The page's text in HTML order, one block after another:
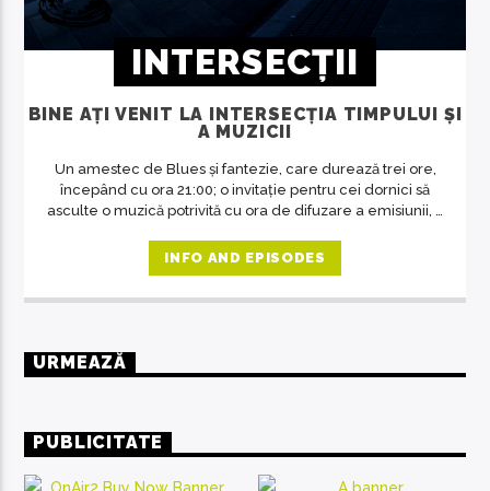
INTERSECȚII
BINE AȚI VENIT LA INTERSECȚIA TIMPULUI ȘI
A MUZICII
Un amestec de Blues și fantezie, care durează trei ore,
începând cu ora 21:00; o invitație pentru cei dornici să
asculte o muzică potrivită cu ora de difuzare a emisiunii, o
oameni în special. O emisiune unde răsună doar muzica
deosebită, care se adresează celor predispuși spre
filosofie, indiferent de vârstă.
INFO AND EPISODES
URMEAZĂ
PUBLICITATE